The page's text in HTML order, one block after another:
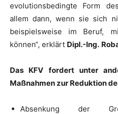
evolutionsbedingte Form
allem dann, wenn sie sich
beispielsweise im Beruf,
können“, erklärt Dipl.-Ing.
Das KFV fordert unter
Maßnahmen zur Reduktion
Absenkung der